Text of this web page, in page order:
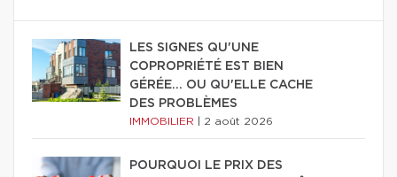
LES SIGNES QU'UNE
COPROPRIÉTÉ EST BIEN
GÉRÉE… OU QU'ELLE CACHE
DES PROBLÈMES
IMMOBILIER 2 août 2026
POURQUOI LE PRIX DES